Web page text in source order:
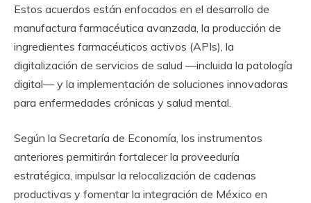
Estos acuerdos están enfocados en el desarrollo de
manufactura farmacéutica avanzada, la producción de
ingredientes farmacéuticos activos (APIs), la
digitalización de servicios de salud —incluida la patología
digital— y la implementación de soluciones innovadoras
para enfermedades crónicas y salud mental.
Según la Secretaría de Economía, los instrumentos
anteriores permitirán fortalecer la proveeduría
estratégica, impulsar la relocalización de cadenas
productivas y fomentar la integración de México en